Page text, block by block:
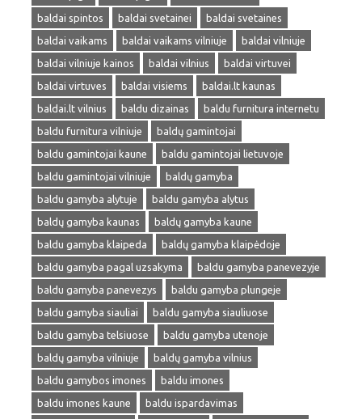
baldai spintos
baldai svetainei
baldai svetaines
baldai vaikams
baldai vaikams vilniuje
baldai vilniuje
baldai vilniuje kainos
baldai vilnius
baldai virtuvei
baldai virtuves
baldai visiems
baldai.lt kaunas
baldai.lt vilnius
baldu dizainas
baldu furnitura internetu
baldu furnitura vilniuje
baldų gamintojai
baldu gamintojai kaune
baldu gamintojai lietuvoje
baldu gamintojai vilniuje
baldų gamyba
baldu gamyba alytuje
baldu gamyba alytus
baldų gamyba kaunas
baldų gamyba kaune
baldu gamyba klaipeda
baldų gamyba klaipėdoje
baldu gamyba pagal uzsakyma
baldu gamyba panevezyje
baldu gamyba panevezys
baldu gamyba plungeje
baldu gamyba siauliai
baldu gamyba siauliuose
baldu gamyba telsiuose
baldu gamyba utenoje
baldų gamyba vilniuje
baldų gamyba vilnius
baldu gamybos imones
baldu imones
baldu imones kaune
baldu ispardavimas